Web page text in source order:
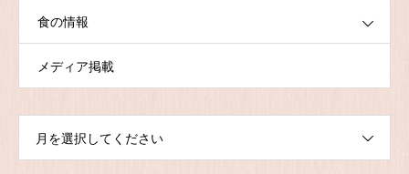
食の情報
メディア掲載
月を選択してください